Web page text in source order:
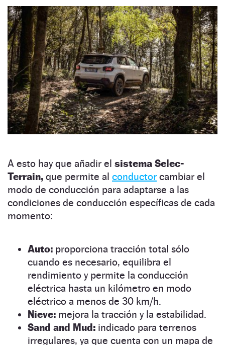
A esto hay que añadir el sistema Selec-
Terrain, que permite al conductor cambiar el
modo de conducción para adaptarse a las
condiciones de conducción específicas de cada
momento:
Auto: proporciona tracción total sólo
cuando es necesario, equilibra el
rendimiento y permite la conducción
eléctrica hasta un kilómetro en modo
eléctrico a menos de 30 km/h.
Nieve: mejora la tracción y la estabilidad.
Sand and Mud: indicado para terrenos
irregulares, ya que cuenta con un mapa de